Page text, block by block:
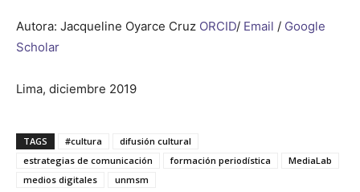
Autora: Jacqueline Oyarce Cruz ORCID/ Email / Google
Scholar
Lima, diciembre 2019
TAGS #cultura
difusión cultural
estrategias de comunicación
formación periodística
MediaLab
medios digitales
unmsm